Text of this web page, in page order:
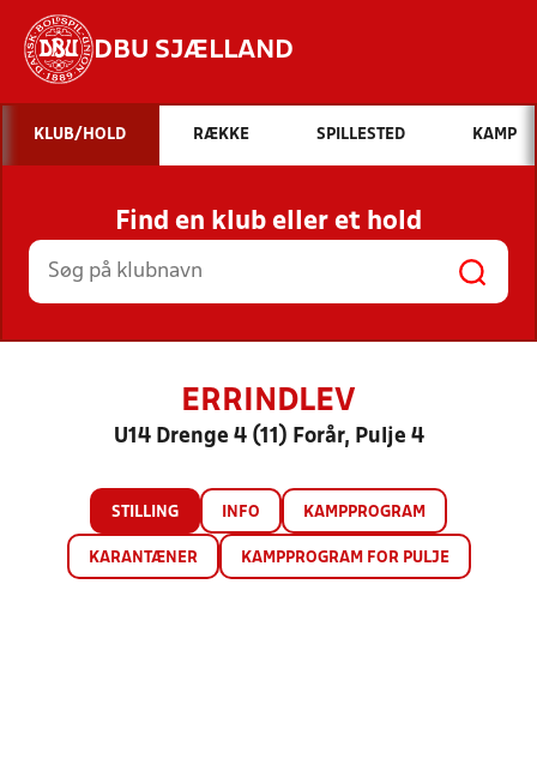
DBU SJÆLLAND
Hvad vil du søge efter?
INDHOLD OG NYHEDER
STILLINGER, RESULTATER, KLUBBER OG
HOLD
KLUB/HOLD RÆKKE SPILLESTED KAMP
Find en klub eller et hold
ERRINDLEV
U14 Drenge 4 (11) Forår, Pulje 4
STILLING INFO KAMPPROGRAM
KARANTÆNER KAMPPROGRAM FOR PULJE